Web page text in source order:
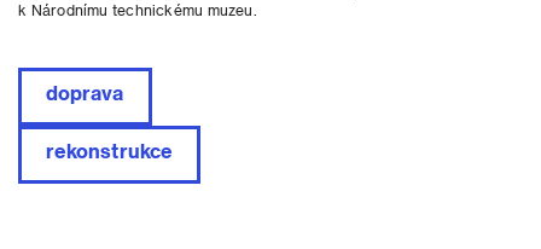
k Národnímu technickému muzeu.
doprava
rekonstrukce